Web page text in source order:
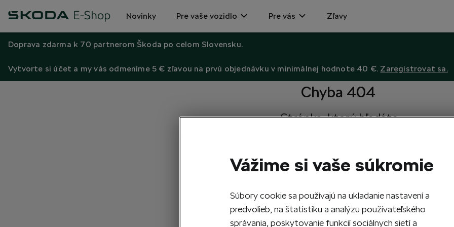
Novinky Pre vaše vozidlo Pre vás Zľavy
Doprava zdarma k 70 partnerom Škoda po celom Slovensku.
Vytvorte si účet a my vás odmeníme 5 € zľavou na prvú objednávku v minimálnej hodnote 40 €. Zaregistrovať sa.
Chyba 404
Stránka, ktorú hľadáte,
Vážime si vaše súkromie
Súbory cookie sa používajú na ukladanie nastavení a
predvolieb, na štatistiku a analýzu používateľského
správania, poskytovanie funkcií sociálnych sietí a